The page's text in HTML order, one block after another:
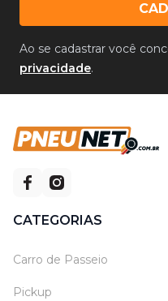
Ao se cadastrar você
privacidade.
CATEGORIAS
Carro de Passeio
Pickup